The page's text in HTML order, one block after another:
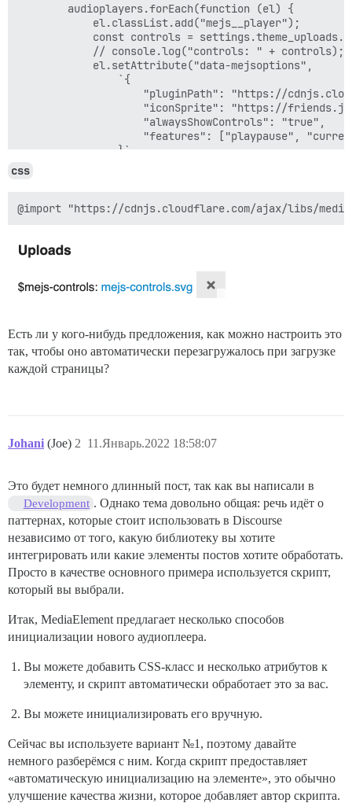
        audioplayers.forEach(function (el) {
            el.classList.add("mejs__player");
const controls =
            // console.log("controls: " + controls);
            el.setAttribute("data-mejsoptions",
                `{
"pluginPath": "https://
"iconSprite": "https://
                    "alwaysShowControls": "true",
"features": ["playpause",
                }`
el.setAttribute("preload",
      },
css
Есть ли у кого-нибудь предложения, как можно настроить это
так, чтобы оно автоматически перезагружалось при загрузке
каждой страницы?
Johani (Joe) 11.Январь.2022 18:58:07
2
Это будет немного длинный пост, так как вы написали в
Development . Однако тема довольно общая: речь идёт о
паттернах, которые стоит использовать в Discourse
независимо от того, какую библиотеку вы хотите
интегрировать или какие элементы постов хотите обработать.
Просто в качестве основного примера используется скрипт,
который вы выбрали.
Итак, MediaElement предлагает несколько способов
инициализации нового аудиоплеера.
Вы можете добавить CSS-класс и несколько атрибутов к
элементу, и скрипт автоматически обработает это за вас.
Вы можете инициализировать его вручную.
Сейчас вы используете вариант №1, поэтому давайте
немного разберёмся с ним. Когда скрипт предоставляет
«автоматическую инициализацию на элементе», это обычно
улучшение качества жизни, которое добавляет автор скрипта.